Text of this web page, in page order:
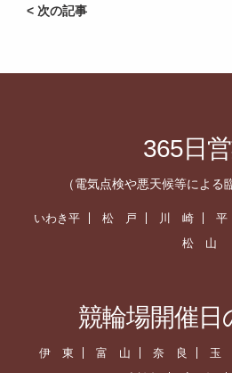
< 次の記事
365日
（電気点検や悪天候等による
いわき平 松 戸 川 崎
松 山
競輪場開催日
伊 東 富 山 奈 良 玉